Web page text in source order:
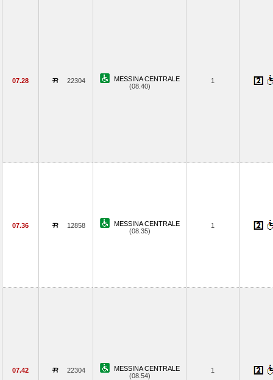
07.28 22304
MESSINA CENTRALE
(08.40)
1
07.36 12858
MESSINA CENTRALE
(08.35)
1
07.42 22304
MESSINA CENTRALE
(08.54)
1